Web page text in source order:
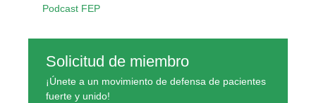
Podcast FEP
Solicitud de miembro
¡Únete a un movimiento de defensa de pacientes
fuerte y unido!